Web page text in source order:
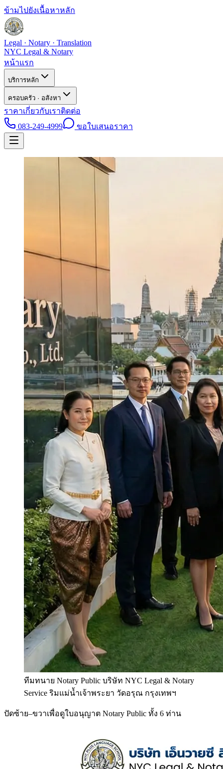
ข้ามไปยังเนื้อหาหลัก
Legal · Notary · Translation
NYC Legal & Notary
หน้าแรก
บริการหลัก
ครอบครัว · อสังหา
ราคาเกี่ยวกับเราติดต่อ
083-249-4999
ขอใบเสนอราคา
ทีมทนาย Notary Public บริษัท NYC Legal & Notary
Service ริมแม่น้ำเจ้าพระยา วัดอรุณ กรุงเทพฯ
ปัดซ้าย–ขวาเพื่อดูใบอนุญาต Notary Public ทั้ง 6 ท่าน